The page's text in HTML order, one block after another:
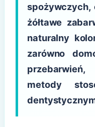
spożywczych,
żółtawe
naturalny
zarówno
metody